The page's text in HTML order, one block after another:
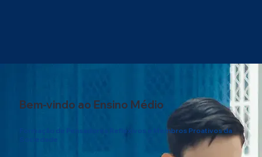
Bem-vindo ao Ensino Médio
Formação de Pensadores Reflexivos e Membros Proativos da